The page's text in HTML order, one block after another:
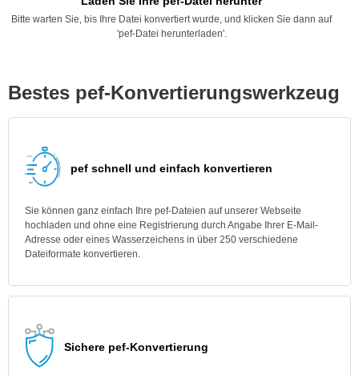
Bitte warten Sie, bis Ihre Datei konvertiert wurde, und klicken Sie dann auf
'pef-Datei herunterladen'.
Bestes pef-Konvertierungswerkzeug
pef schnell und einfach konvertieren
Sie können ganz einfach Ihre pef-Dateien auf unserer Webseite
hochladen und ohne eine Registrierung durch Angabe Ihrer E-Mail-
Adresse oder eines Wasserzeichens in über 250 verschiedene
Dateiformate konvertieren.
Sichere pef-Konvertierung